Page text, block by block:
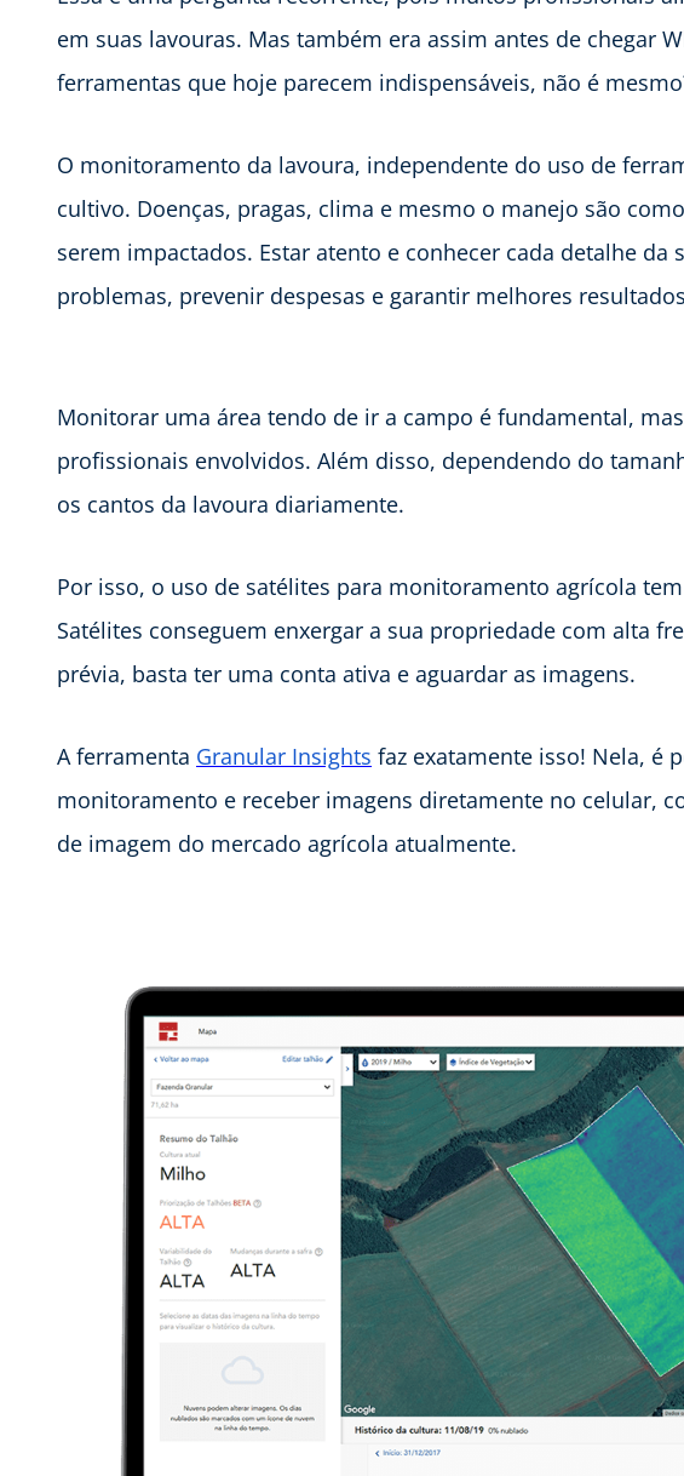
em suas lavouras. Mas também era assim antes de chegar
ferramentas que hoje parecem indispensáveis, não é
O monitoramento da lavoura, independente do uso de
cultivo. Doenças, pragas, clima e mesmo o manejo são
serem impactados. Estar atento e conhecer cada detalhe
problemas, prevenir despesas e garantir melhores
Monitorar uma área tendo de ir a campo é fundamental,
profissionais envolvidos. Além disso, dependendo do
os cantos da lavoura diariamente.
Por isso, o uso de satélites para monitoramento agrícola
Satélites conseguem enxergar a sua propriedade com alta
prévia, basta ter uma conta ativa e aguardar as imagens.
A ferramenta Granular Insights faz exatamente isso! Nela, é
monitoramento e receber imagens diretamente no celular,
de imagem do mercado agrícola atualmente.